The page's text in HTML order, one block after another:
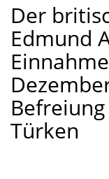
Der
Edmund
Türken